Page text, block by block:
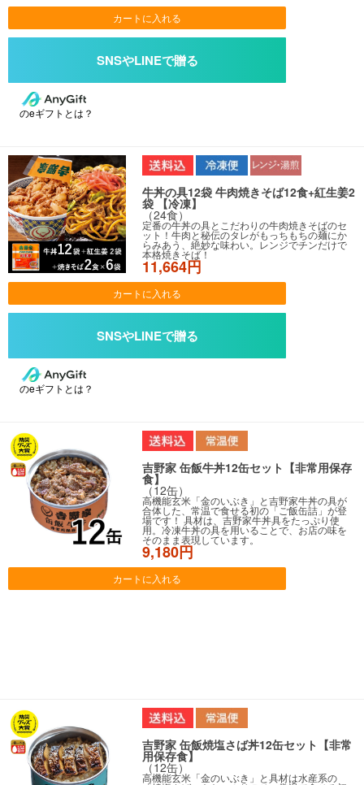
カートに入れる
のeギフトとは？
牛丼の具12袋 牛肉焼きそば12食+紅生姜2
袋 【冷凍】
（24食）
定番の牛丼の具とこだわりの牛肉焼きそばのセ
ット！牛肉と秘伝のタレがもっちもちの麺にか
らみあう、絶妙な味わい。レンジでチンだけで
本格焼きそば！
11,664円
カートに入れる
のeギフトとは？
吉野家 缶飯牛丼12缶セット【非常用保存
食】
（12缶）
高機能玄米「金のいぶき」と吉野家牛丼の具が
合体した、常温で食せる初の「ご飯缶詰」が登
場です！ 具材は、吉野家牛丼具をたっぷり使
用。冷凍牛丼の具を用いることで、お店の味を
そのまま表現しています。
9,180円
カートに入れる
吉野家 缶飯焼塩さば丼12缶セット【非常
用保存食】
（12缶）
高機能玄米「金のいぶき」と具材は水産系の